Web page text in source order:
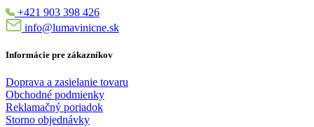
+421 903 398 426
info@lumavinicne.sk
Informácie pre zákazníkov
Doprava a zasielanie tovaru
Obchodné podmienky
Reklamačný poriadok
Storno objednávky